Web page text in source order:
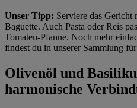
Unser Tipp: Serviere das
Baguette. Auch Pasta oder Reis
Tomaten-Pfanne. Noch mehr
findest du in unserer Sammlung für
Olivenöl und
harmonische